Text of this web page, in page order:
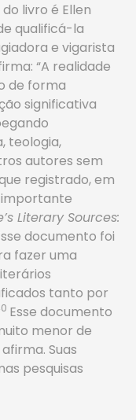
livro é Ellen
qualificá-la
e vigarista
“A realidade
de forma
significativa
teologia,
autores sem
registrado, em
importante
Literary Sources:
documento foi
fazer uma
tanto por
Esse documento
menor de
Suas
pesquisas